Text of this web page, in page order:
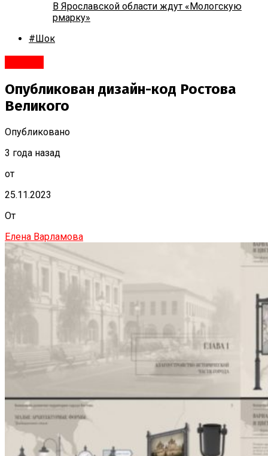
В Ярославской области ждут «Мологскую
рмарку»
#Шок
Опубликован дизайн-код Ростова
Великого
Опубликовано
3 года назад
от
25.11.2023
От
Елена Варламова